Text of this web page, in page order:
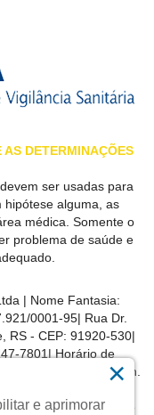
AS DETERMINAÇÕES
ser usadas para
hipótese alguma, as
médica. Somente o
problema de saúde e
| Nome Fantasia:
0001-95| Rua Dr.
RS - CEP: 91920-530|
7801| Horário de
das 8h às 22h30min.
Whallace Daijiro
e aprimorar
×